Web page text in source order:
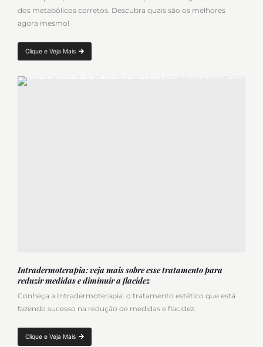
dos metabólicos corretos. Descubra quais são os melhores
agora mesmo!
Clique e Veja Mais
Intradermoterapia: veja mais sobre esse tratamento para
reduzir medidas e diminuir a flacidez
Conheça a Intradermoterapia: o tratamento estético que está
fazendo sucesso na redução de medidas e flacidez.
Clique e Veja Mais